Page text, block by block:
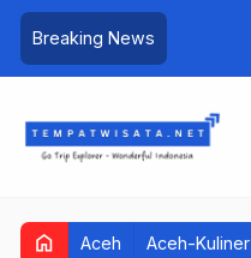
Breaking News
home Aceh Aceh-Kuliner